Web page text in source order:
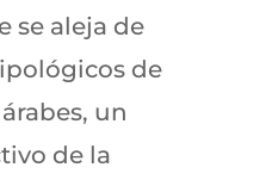
se aleja de
de
un
de la